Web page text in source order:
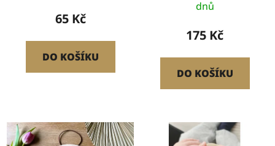
65 Kč
DO KOŠÍKU
dnů
175 Kč
DO KOŠÍKU